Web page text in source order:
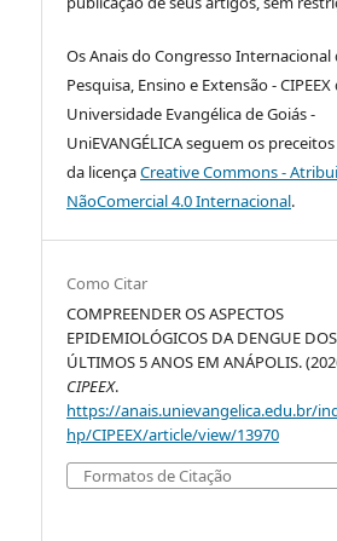
Os Anais do Congresso Internacional
Pesquisa, Ensino e Extensão - CIPEEX
Universidade Evangélica de Goiás -
UniEVANGÉLICA seguem os
da licençaCreative Commons -
NãoComercial 4.0 Internacional.
Como Citar
COMPREENDER OS ASPECTOS
EPIDEMIOLÓGICOS DA DENGUE DOS
ÚLTIMOS 5 ANOS EM ANÁPOLIS.
CIPEEX.
https://anais.unievangelica.edu.br/
hp/CIPEEX/article/view/13970
Formatos de Citação